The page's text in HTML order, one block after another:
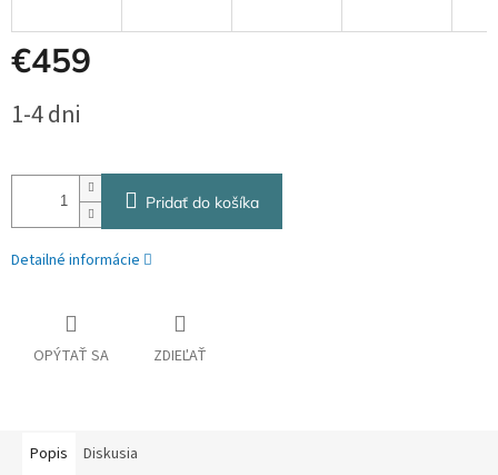
€459
cena:
1-4 dni
Pridať do košíka
Detailné informácie
OPÝTAŤ SA ZDIEĽAŤ
Popis Diskusia